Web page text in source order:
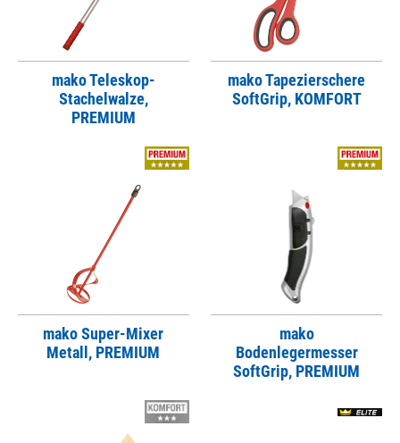
mako Teleskop-
Stachelwalze,
PREMIUM
mako Tapezierschere
SoftGrip, KOMFORT
mako Super-Mixer
Metall, PREMIUM
mako
Bodenlegermesser
SoftGrip, PREMIUM